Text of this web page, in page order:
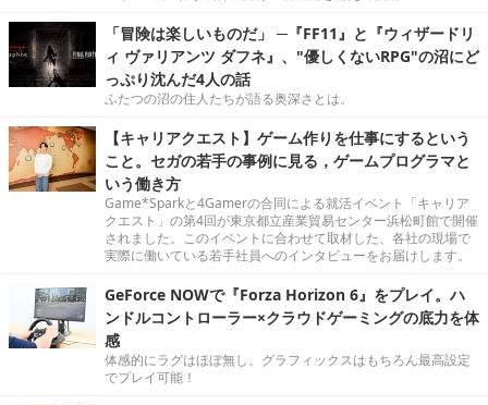
「冒険は楽しいものだ」 ─『FF11』と『ウィザードリ
ィ ヴァリアンツ ダフネ』、"優しくないRPG"の沼にど
っぷり沈んだ4人の話
ふたつの沼の住人たちが語る奥深さとは。
【キャリアクエスト】ゲーム作りを仕事にするという
こと。セガの若手の事例に見る，ゲームプログラマと
いう働き方
Game*Sparkと4Gamerの合同による就活イベント「キャリア
クエスト」の第4回が東京都立産業貿易センター浜松町館で開催
されました。このイベントに合わせて取材した、各社の現場で
実際に働いている若手社員へのインタビューをお届けします。
GeForce NOWで『Forza Horizon 6』をプレイ。ハ
ンドルコントローラー×クラウドゲーミングの底力を体
感
体感的にラグはほぼ無し。グラフィックスはもちろん最高設定
でプレイ可能！